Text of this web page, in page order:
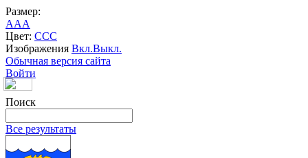
Размер:
AAA
Цвет: CCC
Изображения Вкл.Выкл.
Обычная версия сайта
Войти
Поиск
Все результаты